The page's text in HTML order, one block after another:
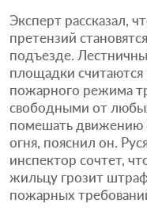
Эксперт рассказал,
претензий
подъезде.
площадки
пожарного режима
свободными от
помешать движению
огня, пояснил он.
инспектор сочтет,
жильцу грозит
пожарных